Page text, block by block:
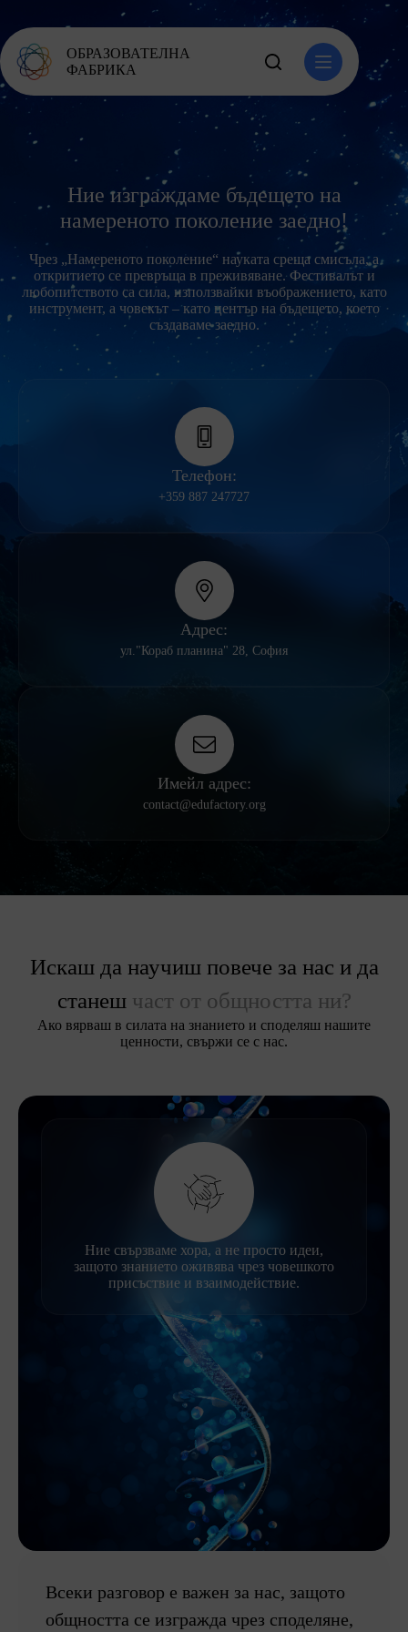
ОБРАЗОВАТЕЛНА
ФАБРИКА
Ние изграждаме бъдещето на
намереното поколение заедно!
Чрез „Намереното поколение“ науката среща смисъла, а
откритието се превръща в преживяване. Фестивалът и
любопитството са сила, използвайки въображението, като
инструмент, а човекът – като център на бъдещето, което
създаваме заедно.
Телефон:
+359 887 247727
Адрес:
ул."Кораб планина" 28, София
Имейл адрес:
contact@edufactory.org
Искаш да научиш повече за нас и да
станеш част от общността ни?
Ако вярваш в силата на знанието и споделяш нашите
ценности, свържи се с нас.
Ние свързваме хора, а не просто идеи,
защото знанието оживява чрез човешкото
присъствие и взаимодействие.
Всеки разговор е важен за нас, защото
общността се изгражда чрез споделяне,